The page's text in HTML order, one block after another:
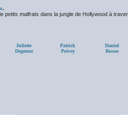
.
petits malfrats dans la jungle de Hollywood à
Juliette
Degenne
Patrick
Poivey
Daniel
Russo